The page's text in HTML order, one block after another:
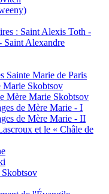
: Saint Alexis Toth -
Saint Alexandre
Sainte Marie de Paris
Marie Skobtsov
Mère Marie Skobtsov
de Mère Marie - I
de Mère Marie - II
et le « Châle de